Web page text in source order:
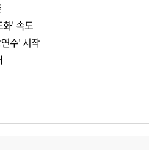
' 속도
수' 시작